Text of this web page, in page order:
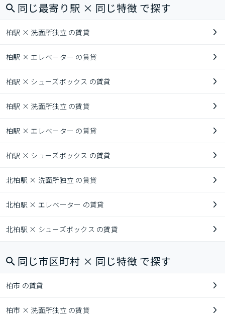
同じ最寄り駅 × 同じ特徴 で探す
柏駅 × 洗面所独立 の賃貸
柏駅 × エレベーター の賃貸
柏駅 × シューズボックス の賃貸
柏駅 × 洗面所独立 の賃貸
柏駅 × エレベーター の賃貸
柏駅 × シューズボックス の賃貸
北柏駅 × 洗面所独立 の賃貸
北柏駅 × エレベーター の賃貸
北柏駅 × シューズボックス の賃貸
同じ市区町村 × 同じ特徴 で探す
柏市 の賃貸
柏市 × 洗面所独立 の賃貸